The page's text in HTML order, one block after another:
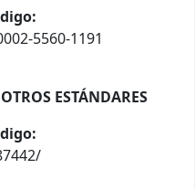
5560-1191
ESTÁNDARES